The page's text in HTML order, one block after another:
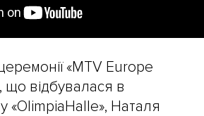
«MTV Europe
що відбувалася в
«OlimpiaHalle», Наталя